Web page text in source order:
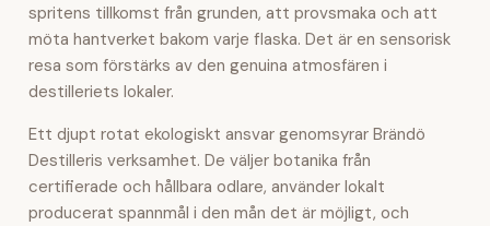
spritens tillkomst från grunden, att provsmaka och att
möta hantverket bakom varje flaska. Det är en sensorisk
resa som förstärks av den genuina atmosfären i
destilleriets lokaler.
Ett djupt rotat ekologiskt ansvar genomsyrar Brändö
Destilleris verksamhet. De väljer botanika från
certifierade och hållbara odlare, använder lokalt
producerat spannmål i den mån det är möjligt, och